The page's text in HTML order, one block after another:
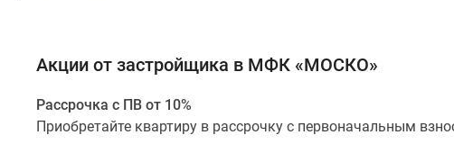
Акции от застройщика в МФК «МОСКО»
Рассрочка с ПВ от 10%
Приобретайте квартиру в рассрочку с первоначальным